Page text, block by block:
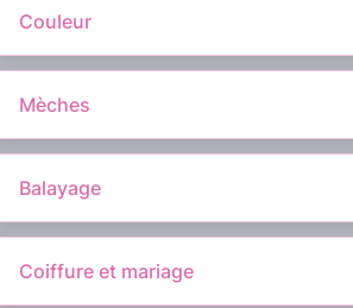
Couleur
Mèches
Balayage
Coiffure et mariage